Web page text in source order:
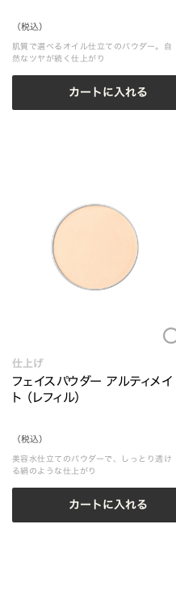
（税込）
肌質で選べるオイル仕立てのパウダー。自
然なツヤが続く仕上がり
カートに入れる
Loading...
仕上げ
フェイスパウダー アルティメイ
ト （レフィル）
（税込）
美容水仕立てのパウダーで、しっとり透け
る絹のような仕上がり
カートに入れる